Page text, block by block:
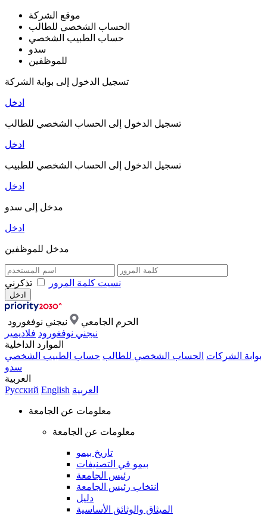
موقع الشركة
الحساب الشخصي للطالب
حساب الطبيب الشخصي
سدو
للموظفين
تسجيل الدخول إلى بوابة الشركة
ادخل
تسجيل الدخول إلى الحساب الشخصي للطالب
ادخل
تسجيل الدخول إلى الحساب الشخصي للطبيب
ادخل
مدخل إلى سدو
ادخل
مدخل للموظفين
نسيت كلمة المرور تذكرني
الحرم الجامعي
نيجني نوفغورود
نيجني نوفغورود فلاديمير
الموارد الداخلية
بوابة الشركات الحساب الشخصي للطالب حساب الطبيب الشخصي
سدو
العربية
Русский English العربية
معلومات عن الجامعة
معلومات عن الجامعة
تاريخ بيمو
بيمو في التصنيفات
رئيس الجامعة
انتخاب رئيس الجامعة
دليل
الميثاق والوثائق الأساسية